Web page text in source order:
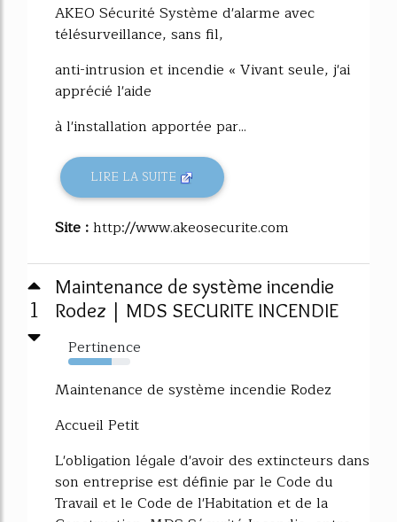
AKEO Sécurité Système d'alarme avec
télésurveillance, sans fil,
anti-intrusion et incendie « Vivant seule, j'ai
apprécié l'aide
à l'installation apportée par...
LIRE LA SUITE
Site :http://www.akeosecurite.com
1
Maintenance de système incendie
Rodez | MDS SECURITE INCENDIE
Pertinence
70%
Maintenance de système incendie Rodez
Accueil Petit
L'obligation légale d'avoir des extincteurs dans
son entreprise est définie par le Code du
Travail et le Code de l'Habitation et de la